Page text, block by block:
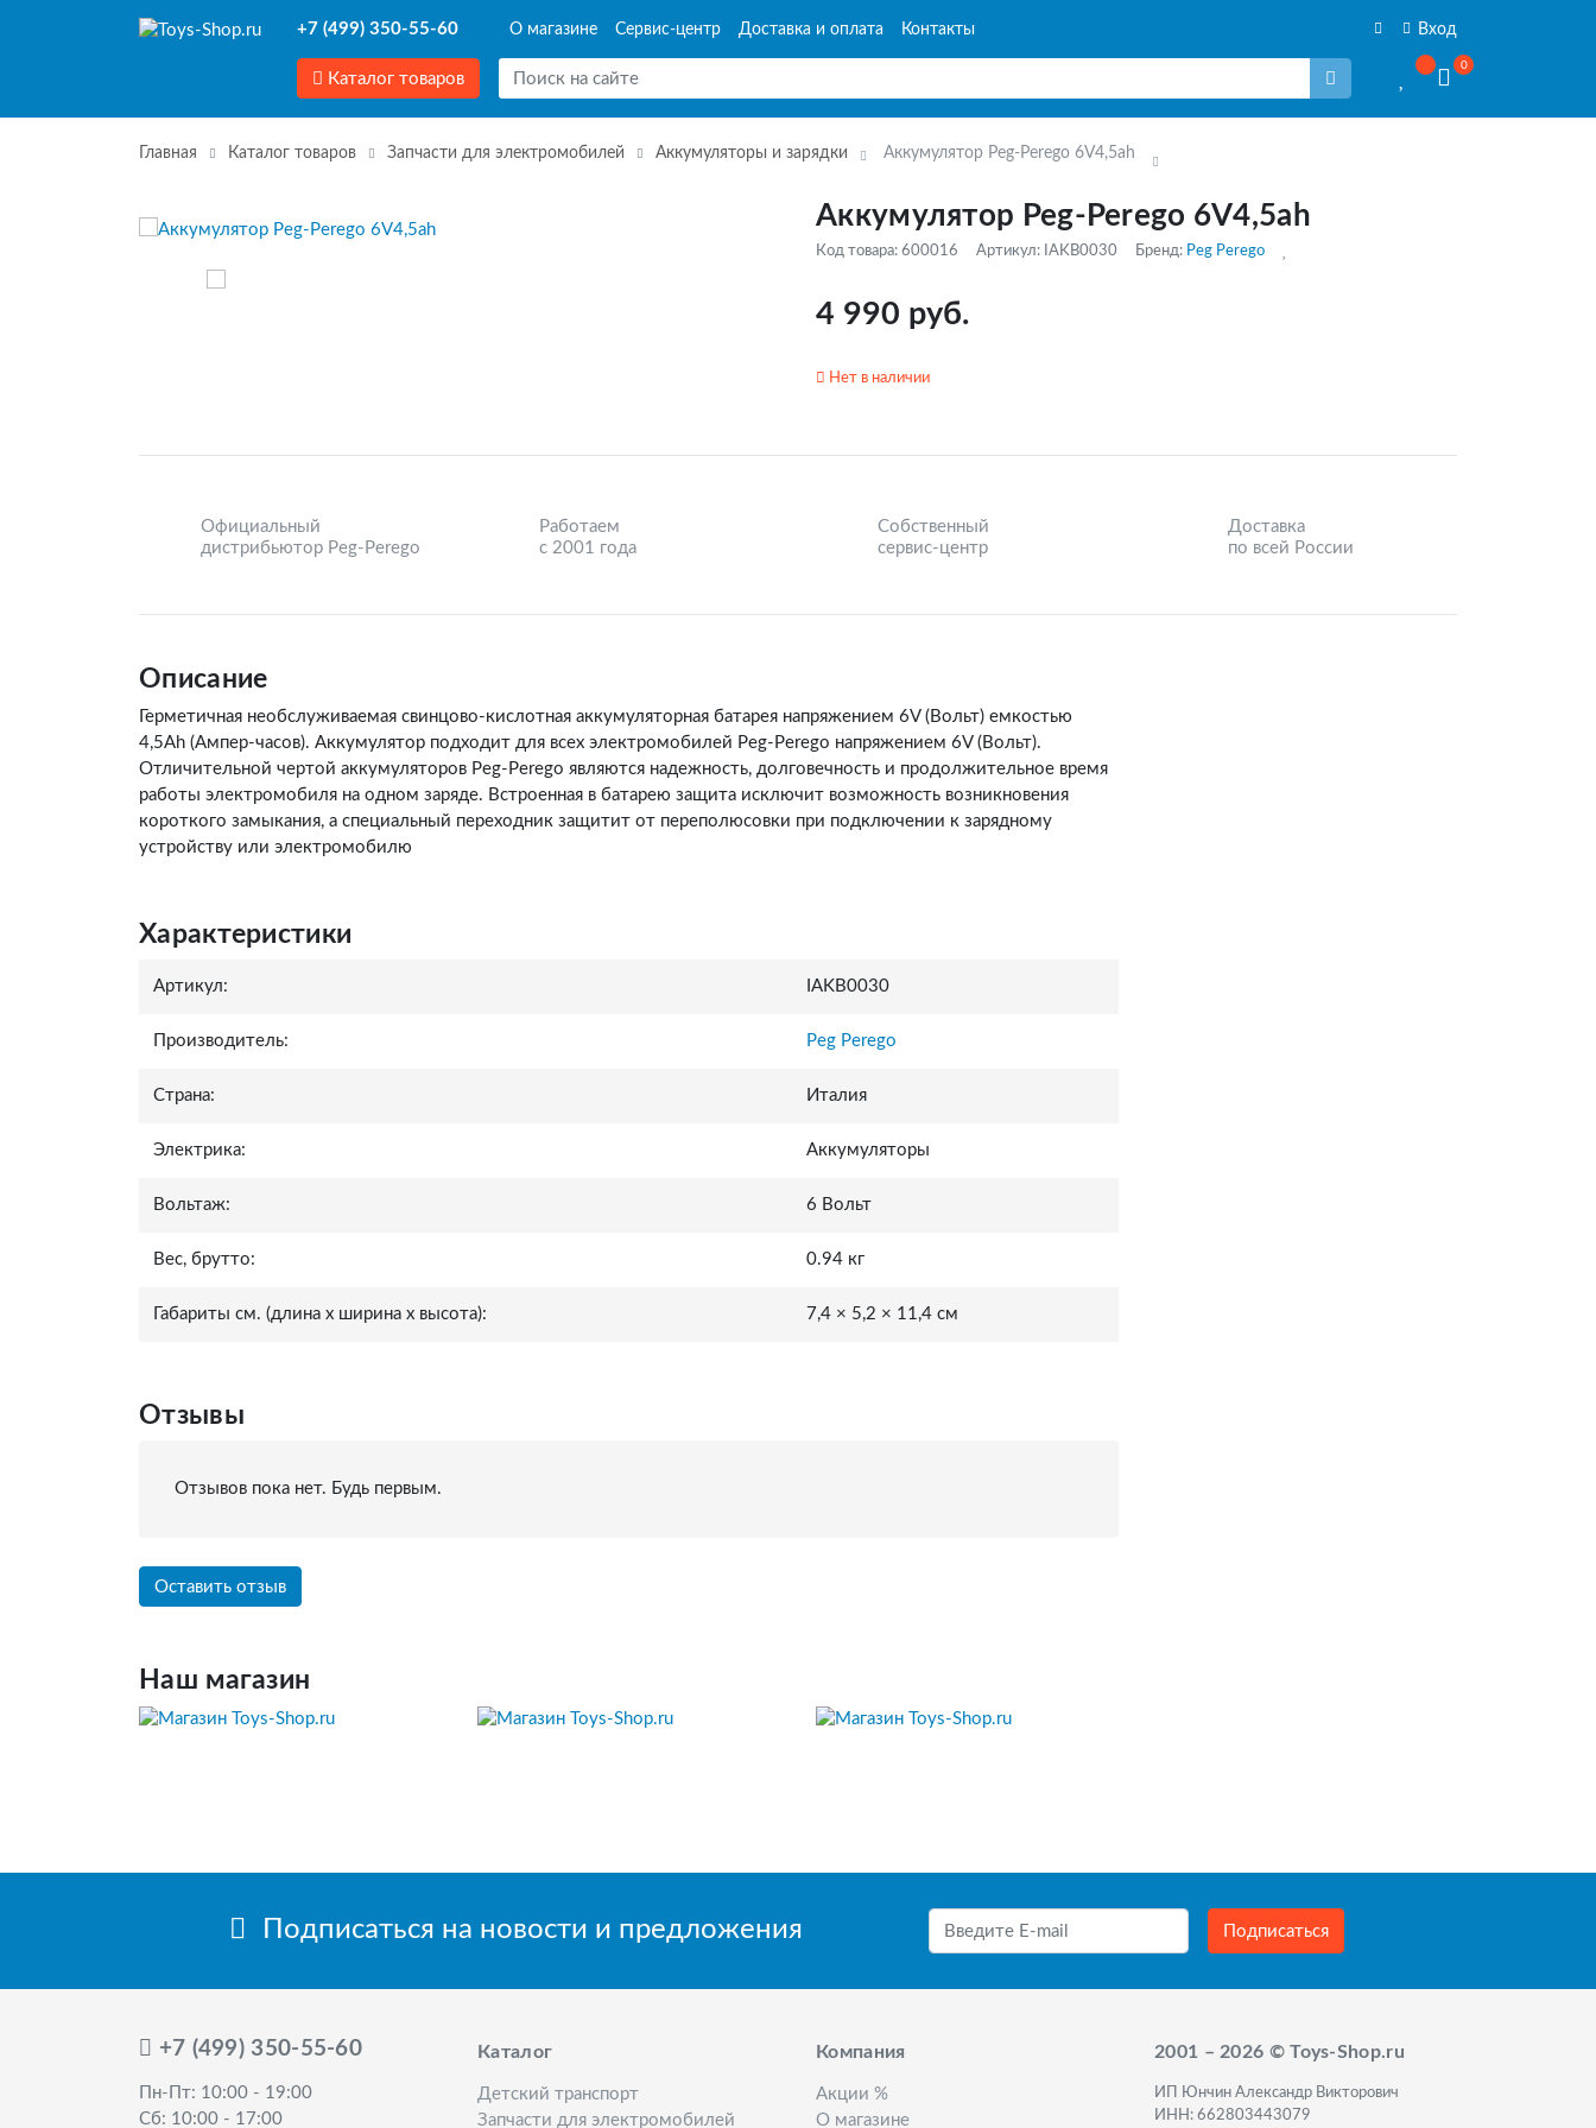
+7 (499) 350-55-60 О магазине Сервис-центр Доставка и оплата Контакты Вход
Каталог товаров
0
Главная Каталог товаров Запчасти для электромобилей Аккумуляторы и зарядки Аккумулятор Peg-Perego 6V4,5ah
Аккумулятор Peg-Perego 6V4,5ah
Код товара: 600016 Артикул: IAKB0030 Бренд: Peg Perego
4 990 руб.
Нет в наличии
Официальный
дистрибьютор Peg-Perego
Работаем
с 2001 года
Собственный
сервис-центр
Доставка
по всей России
Описание
Герметичная необслуживаемая свинцово-кислотная аккумуляторная батарея напряжением 6V (Вольт) емкостью
4,5Ah (Ампер-часов). Аккумулятор подходит для всех электромобилей Peg-Perego напряжением 6V (Вольт).
Отличительной чертой аккумуляторов Peg-Perego являются надежность, долговечность и продолжительное время
работы электромобиля на одном заряде. Встроенная в батарею защита исключит возможность возникновения
короткого замыкания, а специальный переходник защитит от переполюсовки при подключении к зарядному
устройству или электромобилю
Характеристики
Артикул: IAKB0030
Производитель: Peg Perego
Страна: Италия
Электрика: Аккумуляторы
Вольтаж: 6 Вольт
Вес, брутто: 0.94 кг
Габариты см. (длина x ширина x высота): 7,4 × 5,2 × 11,4 см
Отзывы
Отзывов пока нет. Будь первым.
Оставить отзыв
Наш магазин
Подписаться на новости и предложения Подписаться
+7 (499) 350-55-60
Пн-Пт: 10:00 - 19:00
Сб: 10:00 - 17:00
Каталог
Детский транспорт
Запчасти для электромобилей
Компания
Акции %
О магазине
2001 – 2026 © Toys-Shop.ru
ИП Юнчин Александр Викторович
ИНН: 662803443079